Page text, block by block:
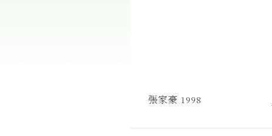
張家豪 1998